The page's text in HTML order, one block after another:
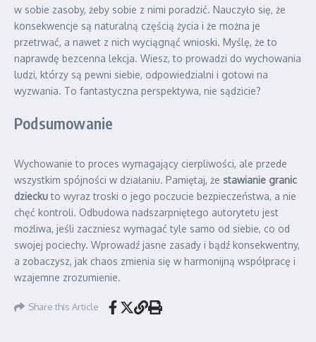
w sobie zasoby, żeby sobie z nimi poradzić. Nauczyło się, że
konsekwencje są naturalną częścią życia i że można je
przetrwać, a nawet z nich wyciągnąć wnioski. Myślę, że to
naprawdę bezcenna lekcja. Wiesz, to prowadzi do wychowania
ludzi, którzy są pewni siebie, odpowiedzialni i gotowi na
wyzwania. To fantastyczna perspektywa, nie sądzicie?
Podsumowanie
Wychowanie to proces wymagający cierpliwości, ale przede
wszystkim spójności w działaniu. Pamiętaj, że stawianie granic
dzieckuto wyraz troski o jego poczucie bezpieczeństwa, a nie
chęć kontroli. Odbudowa nadszarpniętego autorytetu jest
możliwa, jeśli zaczniesz wymagać tyle samo od siebie, co od
swojej pociechy. Wprowadź jasne zasady i bądź konsekwentny,
a zobaczysz, jak chaos zmienia się w harmonijną współpracę i
wzajemne zrozumienie.
Share this Article